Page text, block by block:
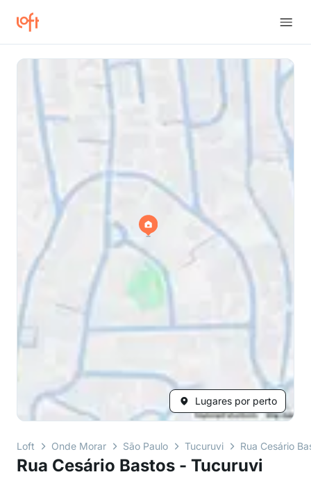
Lugares por perto
Loft Onde Morar São Paulo Tucuruvi Rua Cesário
Rua Cesário Bastos - Tucuruvi